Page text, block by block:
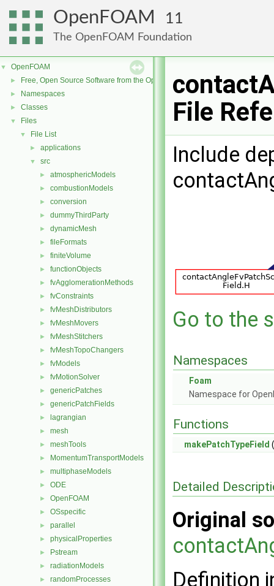
OpenFOAM 11
The OpenFOAM Foundation
▼ OpenFOAM
► Free, Open Source Software from the OpenFOAM Foundation
► Namespaces
► Classes
▼ Files
▼ File List
► applications
▼ src
► atmosphericModels
► combustionModels
► conversion
► dummyThirdParty
► dynamicMesh
► fileFormats
► finiteVolume
► functionObjects
► fvAgglomerationMethods
► fvConstraints
► fvMeshDistributors
► fvMeshMovers
► fvMeshStitchers
► fvMeshTopoChangers
► fvModels
► fvMotionSolver
► genericPatches
► genericPatchFields
► lagrangian
► mesh
► meshTools
► MomentumTransportModels
► multiphaseModels
► ODE
► OpenFOAM
► OSspecific
► parallel
► physicalProperties
► Pstream
► radiationModels
► randomProcesses
File
Include
Go to the
Namespaces
Foam
Namespace for
Functions
makePatchTypeField
Detailed
Original
Definition